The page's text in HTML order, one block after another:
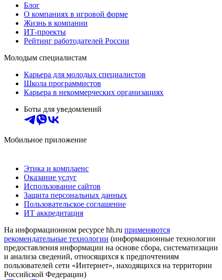
Блог
О компаниях в игровой форме
Жизнь в компании
ИТ-проекты
Рейтинг работодателей России
Молодым специалистам
Карьера для молодых специалистов
Школа программистов
Карьера в некоммерческих организациях
Боты для уведомлений
Мобильное приложение
Этика и комплаенс
Оказание услуг
Использование сайтов
Защита персональных данных
Пользовательское соглашение
ИТ аккредитация
На информационном ресурсе hh.ru применяются
рекомендательные технологии (информационные технологии
предоставления информации на основе сбора, систематизации
и анализа сведений, относящихся к предпочтениям
пользователей сети «Интернет», находящихся на территории
Российской Федерации)